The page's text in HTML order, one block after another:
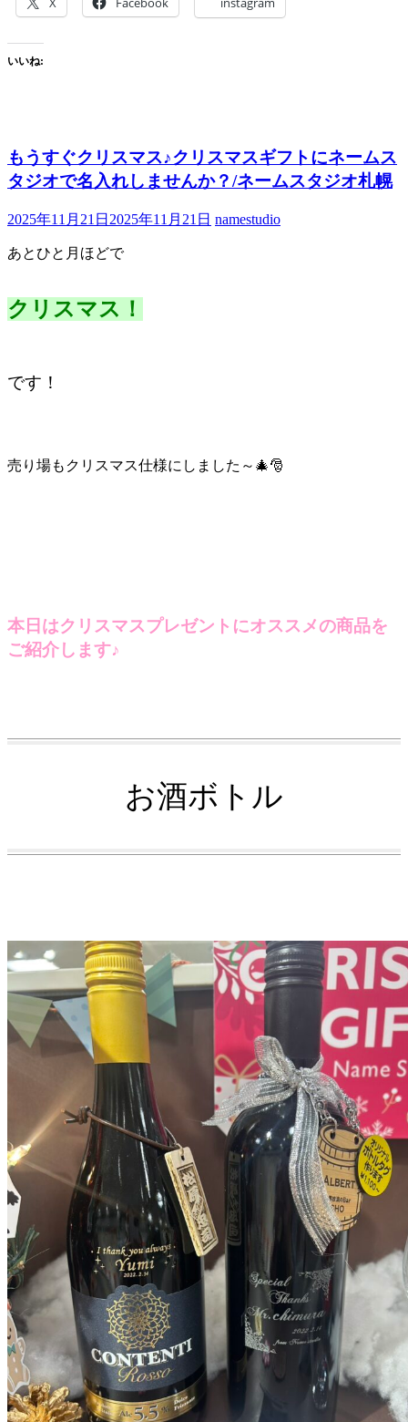
いいね:
もうすぐクリスマス♪クリスマスギフトにネームス
タジオで名入れしませんか？/ネームスタジオ札幌
2025年11月21日 2025年11月21日 namestudio
あとひと月ほどで
クリスマス！
です！
売り場もクリスマス仕様にしました～🎄🎅
本日はクリスマスプレゼントにオススメの商品を
ご紹介します♪
お酒ボトル